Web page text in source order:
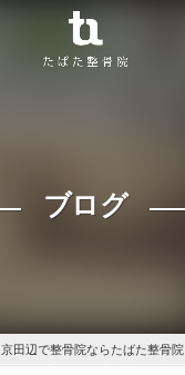
ブログ
京田辺で整骨院ならたばた整骨院